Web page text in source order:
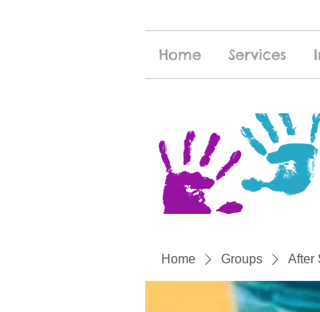
Home Services
Home Groups After